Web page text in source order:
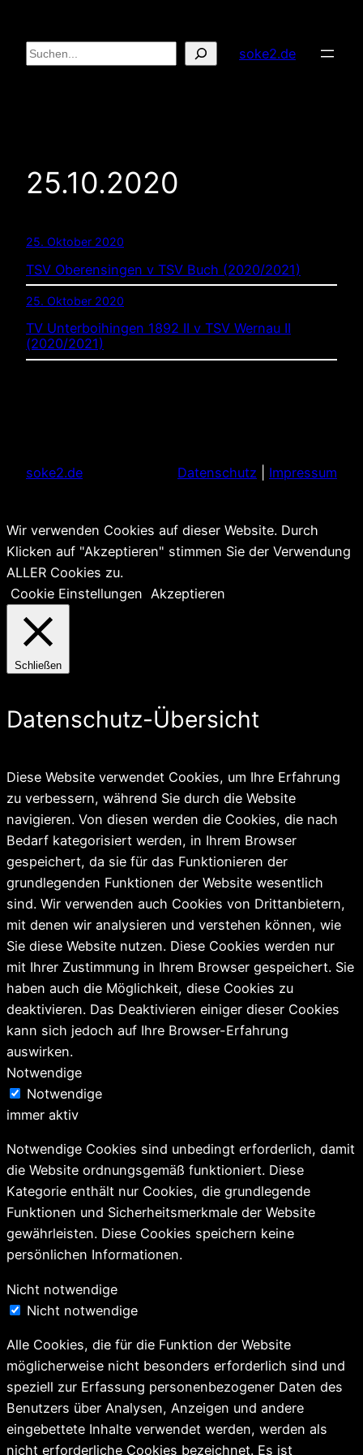
Inhalt
springen
Suchen soke2.de
25.10.2020
25. Oktober 2020
TSV Oberensingen v TSV Buch (2020/2021)
25. Oktober 2020
TV Unterboihingen 1892 II v TSV Wernau II
(2020/2021)
soke2.de Datenschutz Impressum
Wir verwenden Cookies auf dieser Website. Durch
Klicken auf "Akzeptieren" stimmen Sie der Verwendung
ALLER Cookies zu.
Cookie Einstellungen Akzeptieren
Schließen
Datenschutz-Übersicht
Diese Website verwendet Cookies, um Ihre Erfahrung
zu verbessern, während Sie durch die Website
navigieren. Von diesen werden die Cookies, die nach
Bedarf kategorisiert werden, in Ihrem Browser
gespeichert, da sie für das Funktionieren der
grundlegenden Funktionen der Website wesentlich
sind. Wir verwenden auch Cookies von Drittanbietern,
mit denen wir analysieren und verstehen können, wie
Sie diese Website nutzen. Diese Cookies werden nur
mit Ihrer Zustimmung in Ihrem Browser gespeichert. Sie
haben auch die Möglichkeit, diese Cookies zu
deaktivieren. Das Deaktivieren einiger dieser Cookies
kann sich jedoch auf Ihre Browser-Erfahrung
auswirken.
Notwendige
Notwendige
immer aktiv
Notwendige Cookies sind unbedingt erforderlich, damit
die Website ordnungsgemäß funktioniert. Diese
Kategorie enthält nur Cookies, die grundlegende
Funktionen und Sicherheitsmerkmale der Website
gewährleisten. Diese Cookies speichern keine
persönlichen Informationen.
Nicht notwendige
Nicht notwendige
Alle Cookies, die für die Funktion der Website
möglicherweise nicht besonders erforderlich sind und
speziell zur Erfassung personenbezogener Daten des
Benutzers über Analysen, Anzeigen und andere
eingebettete Inhalte verwendet werden, werden als
nicht erforderliche Cookies bezeichnet. Es ist